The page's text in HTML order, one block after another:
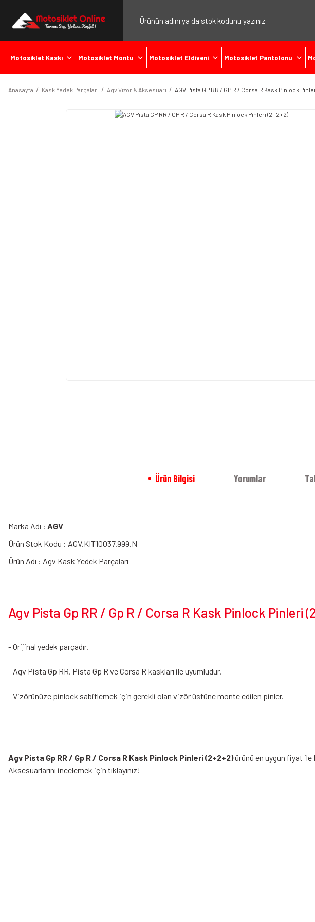
Motosiklet Kaskı Motosiklet Montu Motosiklet Eldiveni Motosiklet Pantolonu
Anasayfa Kask Yedek Parçaları Agv Vizör & Aksesuarı AGV Pista GP RR / GP R / Corsa R Kask Pinlock
Ürün Bilgisi Yorumlar
Marka Adı : AGV
Ürün Stok Kodu : AGV.KIT10037.999.N
Ürün Adı : Agv Kask Yedek Parçaları
Agv Pista Gp RR / Gp R / Corsa R Kask Pinlock Pinleri
- Orijinal yedek parçadır.
- Agv Pista Gp RR, Pista Gp R ve Corsa R kaskları ile uyumludur.
- Vizörünüze pinlock sabitlemek için gerekli olan vizör üstüne monte edilen pinler.
Agv Pista Gp RR / Gp R / Corsa R Kask Pinlock Pinleri (2+2+2)ürünü en uygun fiyat ile
Aksesuarlarını incelemek için tıklayınız!